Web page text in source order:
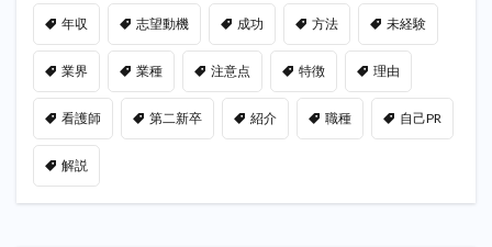
年収 志望動機 成功 方法 未経験
業界 業種 注意点 特徴 理由
看護師 第二新卒 紹介 職種 自己PR
解説